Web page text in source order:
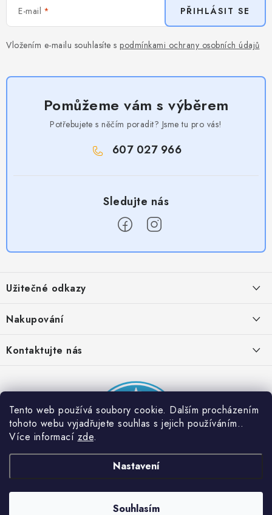
Tento web používá soubory cookie. Dalším procházením
tohoto webu vyjadřujete souhlas s jejich používáním..
Více informací zde.
Nastavení
Souhlasím
E-mail
Vložením e-mailu souhlasíte s podmínkami ochrany osobních údajů
PŘIHLÁSIT SE
Pomůžeme vám s výběrem
Potřebujete s něčím poradit? Jsme tu pro vás!
607 027 966
p
a
Užitečné odkazy
Obchodní podmínky
Provizní systém
Partner stránek: Super plecháček
Nakupování
Časté otázky
Podmínky akce 2 + 1 zdarma
Kontaktujte nás
Dobrý triko. Všechna práva vyhrazena.